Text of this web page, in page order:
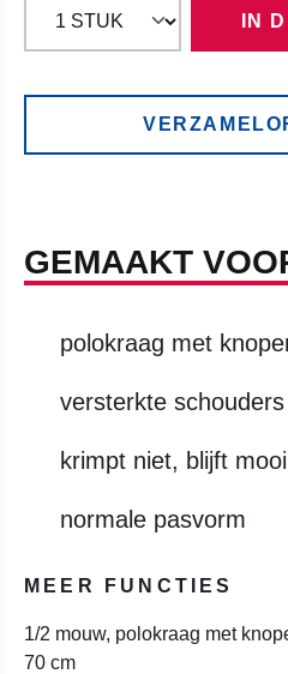
IN
GEMAAKT
polokraag met
versterkte schouders
krimpt niet, blijft
normale pasvorm
MEER FUNCTIES
1/2 mouw, polokraag met
70 cm